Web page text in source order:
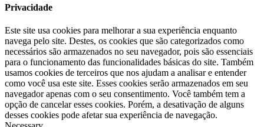
Privacidade
Este site usa cookies para melhorar a sua experiência enquanto
navega pelo site. Destes, os cookies que são categorizados como
necessários são armazenados no seu navegador, pois são essenciais
para o funcionamento das funcionalidades básicas do site. Também
usamos cookies de terceiros que nos ajudam a analisar e entender
como você usa este site. Esses cookies serão armazenados em seu
navegador apenas com o seu consentimento. Você também tem a
opção de cancelar esses cookies. Porém, a desativação de alguns
desses cookies pode afetar sua experiência de navegação.